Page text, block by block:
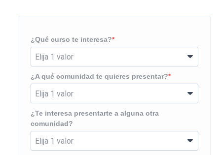
¿Qué curso te interesa?
¿A qué comunidad te quieres presentar?
¿Te interesa presentarte a alguna otra
comunidad?